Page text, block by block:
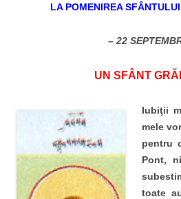
LA POMENIREA
– 22
UN SFÂNT
Iubiţii
mele
pentru
Pont,
toate